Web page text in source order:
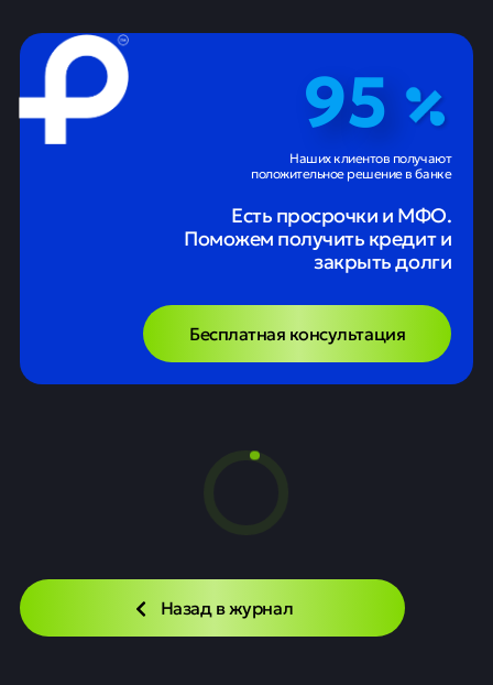
95
Наших клиентов получают
положительное решение в банке
Есть просрочки и МФО.
Поможем получить кредит и
закрыть долги
Бесплатная консультация
Назад в журнал